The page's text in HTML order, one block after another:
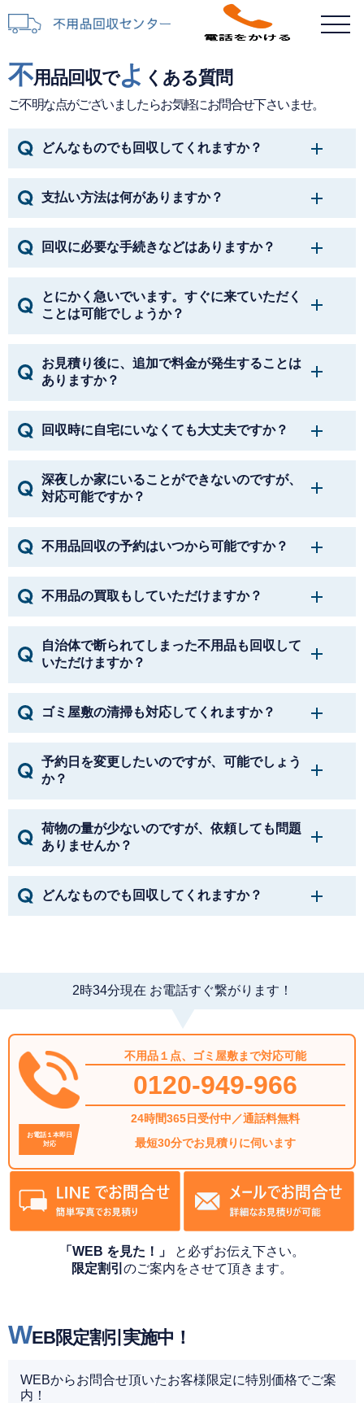
不用品回収でよ くある質問
ご不明な点がございましたらお気軽にお問合せ下さいませ。
どんなものでも回収してくれますか？
支払い方法は何がありますか？
回収に必要な手続きなどはありますか？
とにかく急いでいます。すぐに来ていただく
ことは可能でしょうか？
お見積り後に、追加で料金が発生することは
ありますか？
回収時に自宅にいなくても大丈夫ですか？
深夜しか家にいることができないのですが、
対応可能ですか？
不用品回収の予約はいつから可能ですか？
不用品の買取もしていただけますか？
自治体で断られてしまった不用品も回収して
いただけますか？
ゴミ屋敷の清掃も対応してくれますか？
予約日を変更したいのですが、可能でしょう
か？
荷物の量が少ないのですが、依頼しても問題
ありませんか？
どんなものでも回収してくれますか？
2時34分現在 お電話すぐ繋がります！
お電話１本即日
対応
不用品１点、ゴミ屋敷まで対応可能
0120-949-966
24時間365日受付中／通話料無料
最短30分でお見積りに伺います
「WEB を見た！」
と必ずお伝え下さい。
限定割引 のご案内をさせて頂きます。
WEB限定割引実施中！
WEBからお問合せ頂いたお客様限定に特別価格でご案
内！